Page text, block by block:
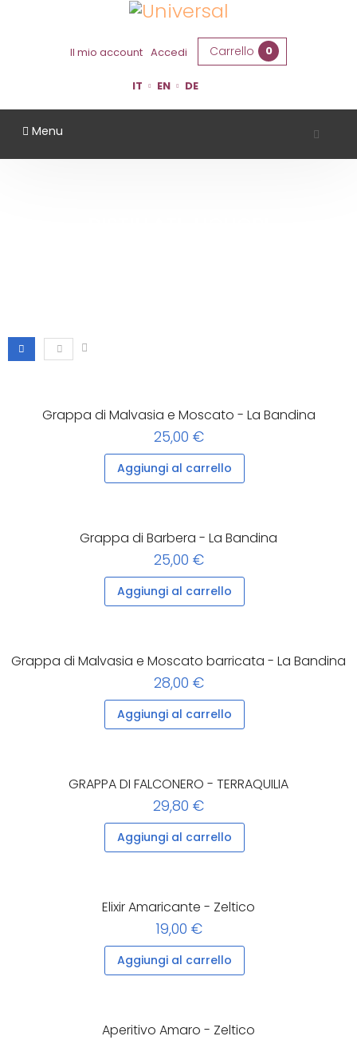
Il mio account Accedi Carrello 0
IT EN DE
Menu
Grappa di Malvasia e Moscato - La Bandina
25,00 €
Aggiungi al carrello
Grappa di Barbera - La Bandina
25,00 €
Aggiungi al carrello
Grappa di Malvasia e Moscato barricata - La Bandina
28,00 €
Aggiungi al carrello
GRAPPA DI FALCONERO - TERRAQUILIA
29,80 €
Aggiungi al carrello
Elixir Amaricante - Zeltico
19,00 €
Aggiungi al carrello
Aperitivo Amaro - Zeltico